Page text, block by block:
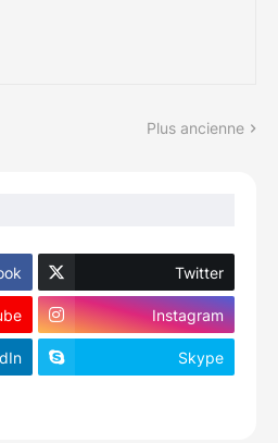
Plus ancienne
Twitter
Instagram
Skype